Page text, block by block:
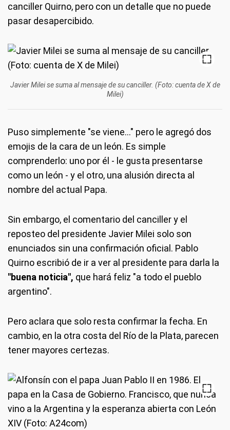
canciller Quirno, pero con un detalle que no puede
pasar desapercibido.
Javier Milei se suma al mensaje de su canciller. (Foto: cuenta de X de
Milei)
Puso simplemente "se viene..." pero le agregó dos
emojis de la cara de un león. Es simple
comprenderlo: uno por él - le gusta presentarse
como un león - y el otro, una alusión directa al
nombre del actual Papa.
Sin embargo, el comentario del canciller y el
reposteo del presidente Javier Milei solo son
enunciados sin una confirmación oficial. Pablo
Quirno escribió de ir a ver al presidente para darla la
"buena noticia", que hará feliz "a todo el pueblo
argentino".
Pero aclara que solo resta confirmar la fecha. En
cambio, en la otra costa del Río de la Plata, parecen
tener mayores certezas.